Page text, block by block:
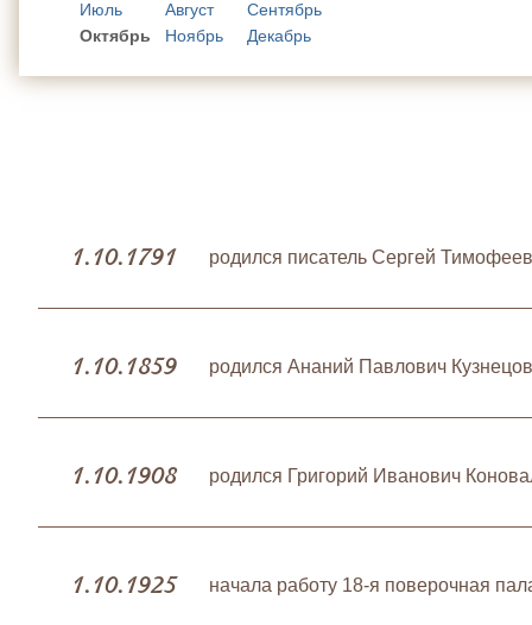
Июль
Август
Сентябрь
Октябрь
Ноябрь Декабрь
1.10.1791 родился писатель Сергей
1.10.1859 родился Ананий Павлович
1.10.1908 родился Григорий Иванович
1.10.1925 начала работу 18-я поверочная